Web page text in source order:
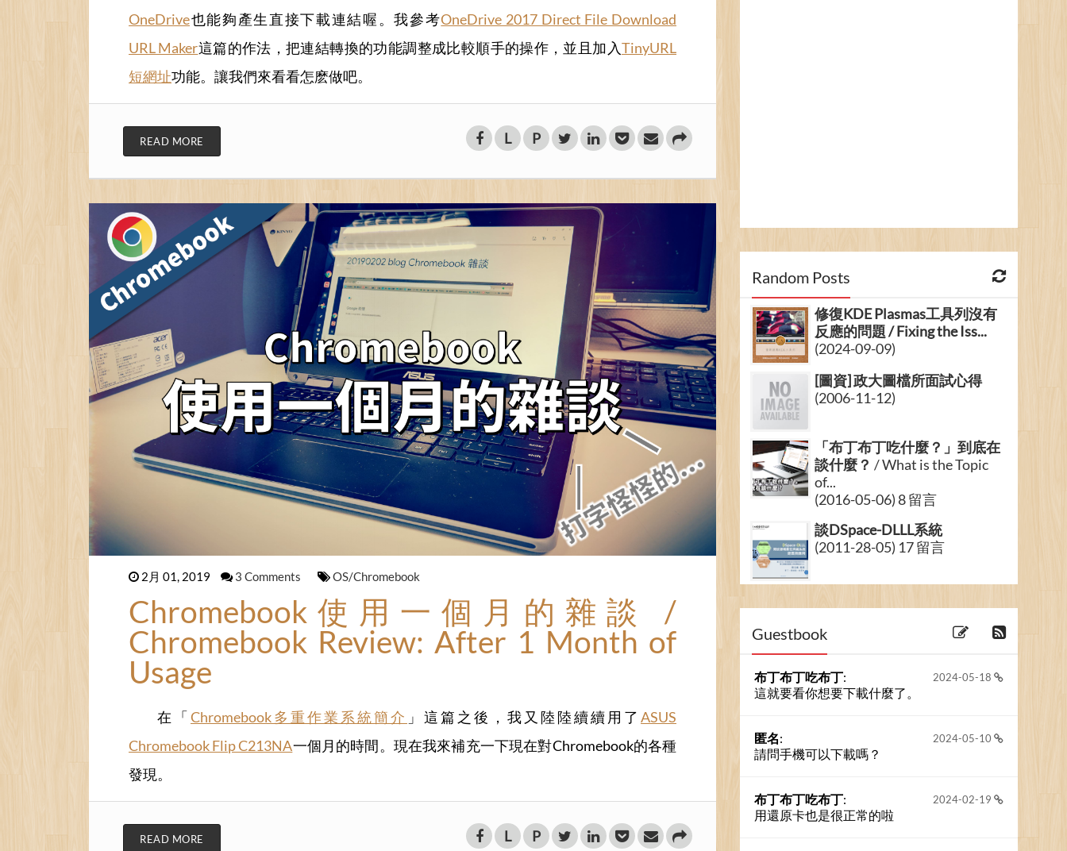
OneDrive也能夠產生直接下載連結喔。我參考OneDrive 2017 Direct File Download
URL Maker這篇的作法，把連結轉換的功能調整成比較順手的操作，並且加入TinyURL
短網址功能。讓我們來看看怎麽做吧。
READ MORE L P
2月 01, 2019 3 Comments OS/Chromebook
Chromebook使用一個月的雜談 /
Chromebook Review: After 1 Month of
Usage
在「Chromebook多重作業系統簡介 」這篇之後，我又陸陸續續用了 ASUS
Chromebook Flip C213NA一個月的時間。現在我來補充一下現在對Chromebook的各種
發現。
READ MORE L P
Random Posts
修復KDE Plasmas工具列沒有
反應的問題 / Fixing the Iss...
(2024-09-09)
[圖資] 政大圖檔所面試心得
(2006-11-12)
「布丁布丁吃什麼？」到底在
談什麼？ / What is the Topic
of...
(2016-05-06) 8 留言
談DSpace-DLLL系統
(2011-28-05) 17 留言
「布丁布丁吃什麼？」功能調
整：加入捐贈按鈕/ Blog
Update Anno...
Guestbook
2024-05-18
布丁布丁吃布丁:
這就要看你想要下載什麼了。
2024-05-10
匿名:
請問手機可以下載嗎？
2024-02-19
布丁布丁吃布丁:
用還原卡也是很正常的啦